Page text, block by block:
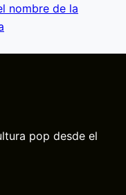
nombre de la
pop desde el